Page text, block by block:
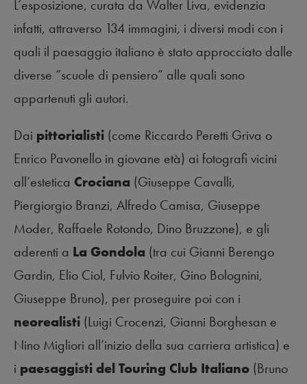
L’esposizione, curata da Walter Liva, evidenzia
infatti, attraverso 134 immagini, i diversi modi con i
quali il paesaggio italiano è stato approcciato dalle
diverse “scuole di pensiero” alle quali sono
appartenuti gli autori.
Dai pittorialisti (come Riccardo Peretti Griva o
Enrico Pavonello in giovane età) ai fotografi vicini
all’estetica Crociana (Giuseppe Cavalli,
Piergiorgio Branzi, Alfredo Camisa, Giuseppe
Moder, Raffaele Rotondo, Dino Bruzzone), e gli
aderenti a La Gondola (tra cui Gianni Berengo
Gardin, Elio Ciol, Fulvio Roiter, Gino Bolognini,
Giuseppe Bruno), per proseguire poi con i
neorealisti (Luigi Crocenzi, Gianni Borghesan e
Nino Migliori all’inizio della sua carriera artistica) e
i paesaggisti del Touring Club Italiano (Bruno